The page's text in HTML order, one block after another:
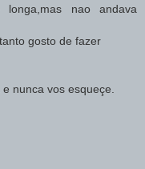
longa,mas nao andava
gosto de fazer
nunca vos esqueçe.